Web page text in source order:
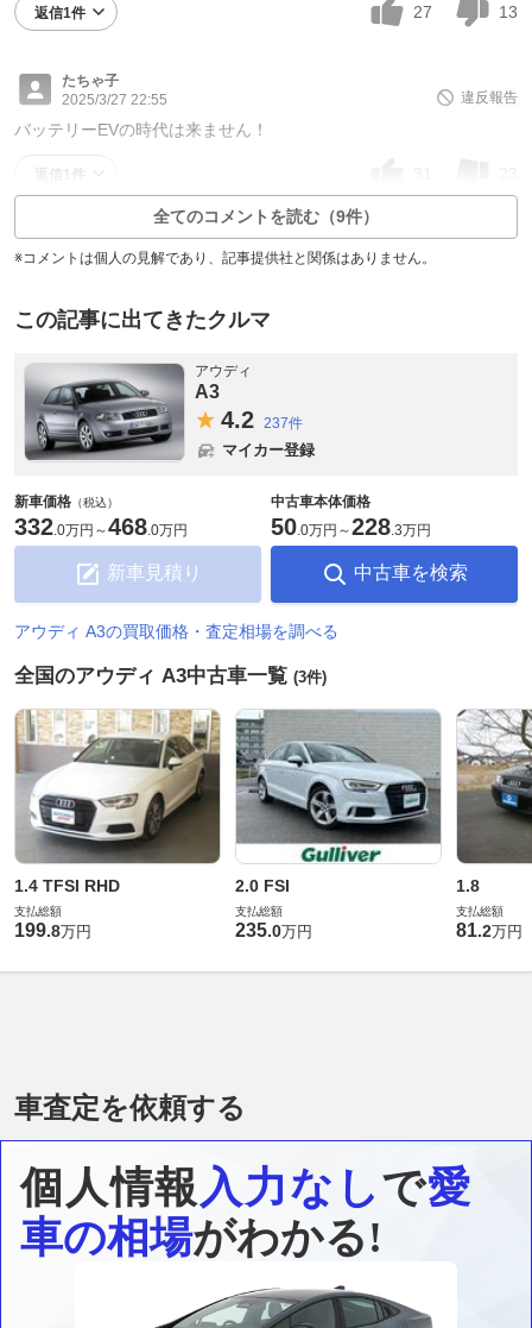
返信1件 27 13
たちゃ子
2025/3/27 22:55
違反報告
バッテリーEVの時代は来ません！
返信1件
全てのコメントを読む（9件）
※コメントは個人の見解であり、記事提供社と関係はありません。
この記事に出てきたクルマ
アウディ
A3
4.2 237件
マイカー登録
新車価格 （税込）
332.0万円 ～468.0万円
新車見積り
中古車本体価格
50.0万円 ～228.3万円
中古車を検索
アウディ A3の買取価格・査定相場を調べる
全国のアウディ A3中古車一覧 (3件)
1.4 TFSI RHD
支払総額
199.8万円
2.0 FSI
支払総額
235.0万円
1.8
支払総額
81.2万円
車査定を依頼する
個人情報入力なしで愛
車の相場がわかる!